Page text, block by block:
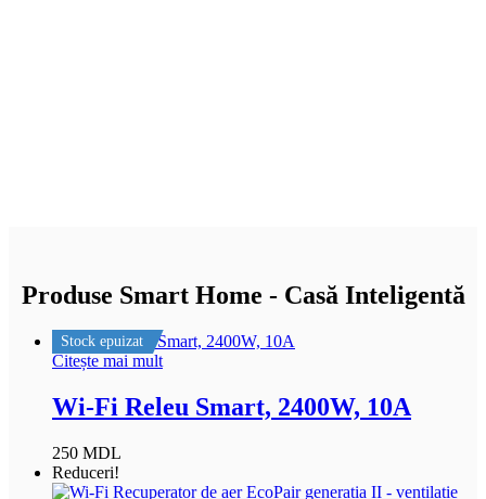
Produse Smart Home - Casă Inteligentă
Stock epuizat
Citește mai mult
Wi-Fi Releu Smart, 2400W, 10A
250 MDL
Reduceri!